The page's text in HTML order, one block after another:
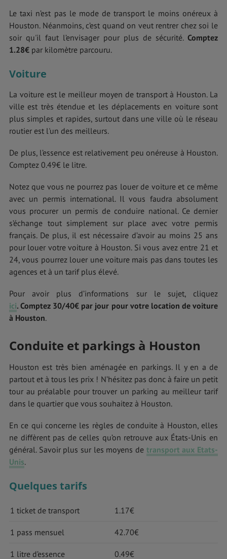
Le taxi n’est pas le mode de transport le moins onéreux à
Houston. Néanmoins, c’est quand on veut rentrer chez soi le
soir qu'il faut l’envisager pour plus de sécurité. Comptez
1.28€ par kilomètre parcouru.
Voiture
La voiture est le meilleur moyen de transport à Houston. La
ville est très étendue et les déplacements en voiture sont
plus simples et rapides, surtout dans une ville où le réseau
routier est l'un des meilleurs.
De plus, l’essence est relativement peu onéreuse à Houston.
Comptez 0.49€ le litre.
Notez que vous ne pourrez pas louer de voiture et ce même
avec un permis international. Il vous faudra absolument
vous procurer un permis de conduire national. Ce dernier
s’échange tout simplement sur place avec votre permis
français. De plus, il est nécessaire d’avoir au moins 25 ans
pour louer votre voiture à Houston. Si vous avez entre 21 et
24, vous pourrez louer une voiture mais pas dans toutes les
agences et à un tarif plus élevé.
Pour avoir plus d’informations sur le sujet, cliquez
ici.Comptez 30/40€ par jour pour votre location de voiture
à Houston.
Conduite et parkings à Houston
Houston est très bien aménagée en parkings. Il y en a de
partout et à tous les prix ! N’hésitez pas donc à faire un petit
tour au préalable pour trouver un parking au meilleur tarif
dans le quartier que vous souhaitez à Houston.
En ce qui concerne les règles de conduite à Houston, elles
ne diffèrent pas de celles qu’on retrouve aux États-Unis en
général. Savoir plus sur les moyens de transport aux Etats-
Unis.
Quelques tarifs
1 ticket de transport 1.17€
1 pass mensuel 42.70€
1 litre d’essence 0.49€